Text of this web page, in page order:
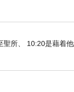
所、 10:20是藉着